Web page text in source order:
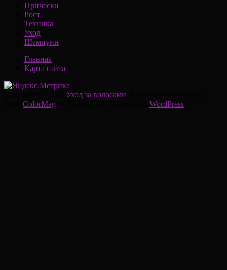
Прически
Рост
Техника
Уход
Шампуни
Главная
Карта сайта
Уход за волосами
ColorMag WordPress